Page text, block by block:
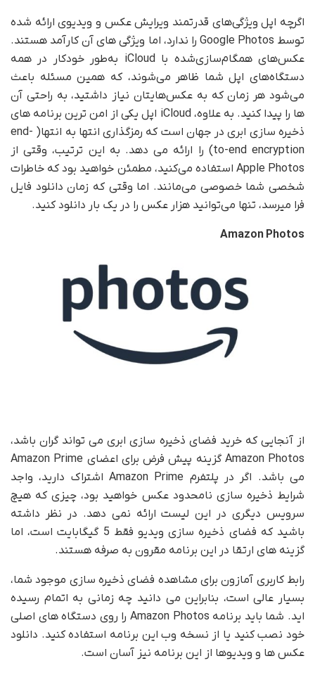
اگرچه اپل ویژگی‌های قدرتمند ویرایش عکس و ویدیوی ارائه شده
توسط Google Photos را ندارد، اما ویژگی های آن کارآمد هستند.
عکس‌های همگام‌سازی‌شده با iCloud به‌طور خودکار در همه
دستگاه‌های اپل شما ظاهر می‌شوند، که همین مسئله باعث
می‌شود هر زمان که به عکس‌هایتان نیاز داشتید، به راحتی آن
ها را پیدا کنید. به علاوه، iCloud اپل یکی از امن ترین برنامه های
ذخیره سازی ابری در جهان است که رمزگذاری انتها به انتها( end-
to-end encryption) را ارائه می دهد. به این ترتیب، وقتی از
Apple Photos استفاده می‌کنید، مطمئن خواهید بود که خاطرات
شخصی شما خصوصی می‌مانند. اما وقتی که زمان دانلود فایل
فرا میرسد، تنها می‌توانید هزار عکس را در یک بار دانلود کنید.
Amazon Photos
از آنجایی که خرید فضای ذخیره سازی ابری می تواند گران باشد،
Amazon Photos گزینه پیش فرض برای اعضای Amazon Prime
می باشد. اگر در پلتفرم Amazon Prime اشتراک دارید، واجد
شرایط ذخیره سازی نامحدود عکس خواهید بود، چیزی که هیچ
سرویس دیگری در این لیست ارائه نمی دهد. در نظر داشته
باشید که فضای ذخیره سازی ویدیو فقط 5 گیگابایت است، اما
گزینه های ارتقا در این برنامه مقرون به صرفه هستند.
رابط کاربری آمازون برای مشاهده فضای ذخیره سازی موجود شما،
بسیار عالی است، بنابراین می دانید چه زمانی به اتمام رسیده
اید. شما باید برنامه Amazon Photos را روی دستگاه های اصلی
خود نصب کنید یا از نسخه وب این برنامه استفاده کنید. دانلود
عکس ها و ویدیوها از این برنامه نیز آسان است.